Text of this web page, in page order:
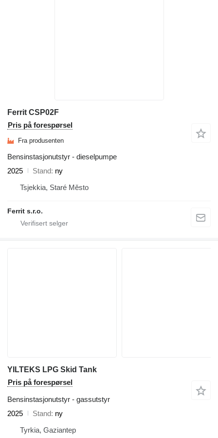
Ferrit CSP02F
Pris på forespørsel
Fra produsenten
Bensinstasjonutstyr - dieselpumpe
2025
Stand ny
Tsjekkia, Staré Město
Ferrit s.r.o.
YILTEKS LPG Skid Tank
Pris på forespørsel
Bensinstasjonutstyr - gassutstyr
2025
Stand ny
Tyrkia, Gaziantep